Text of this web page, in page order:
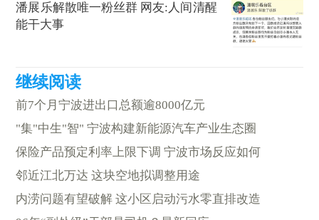
潘展乐解散唯一粉丝群 网友:人间清醒
能干大事
前7个月宁波进出口总额逾8000亿元
"集"中生"智" 宁波构建新能源汽车产业生态圈
保险产品预定利率上限下调 宁波市场反应如何
邻近江北万达 这块空地拟调整用途
内涝问题有望破解 这小区启动污水零直排改造